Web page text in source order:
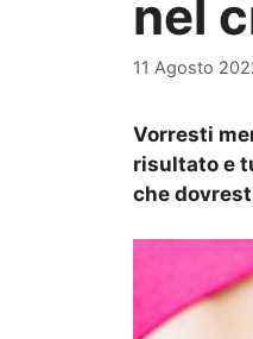
nel
11 Agosto
Vorresti
risultato e
che